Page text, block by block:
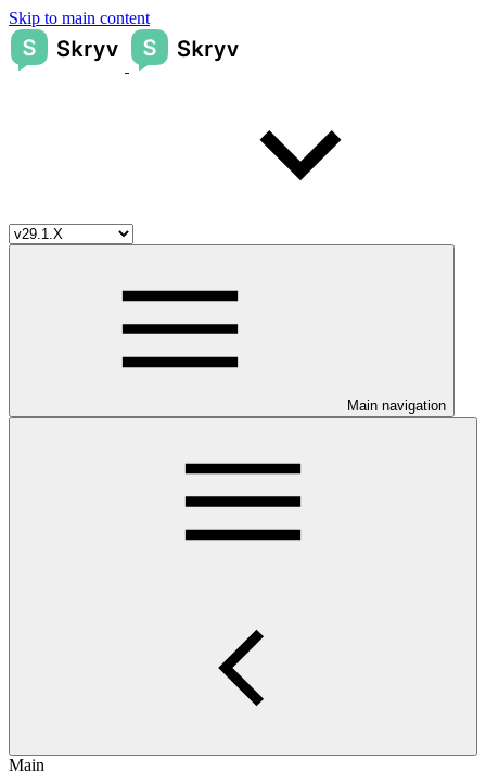
Skip to main content
Main navigation
Main